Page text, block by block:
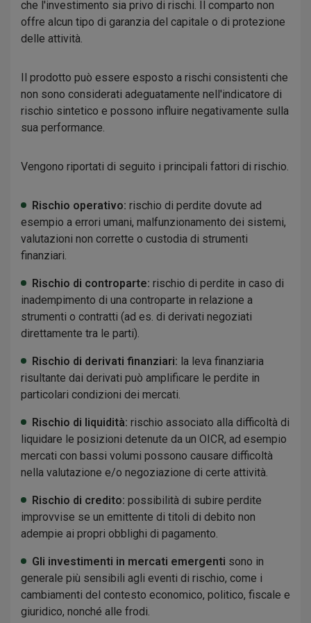
che l'investimento sia privo di rischi. Il comparto non
offre alcun tipo di garanzia del capitale o di protezione
delle attività.
Il prodotto può essere esposto a rischi consistenti che
non sono considerati adeguatamente nell'indicatore di
rischio sintetico e possono influire negativamente sulla
sua performance.
Vengono riportati di seguito i principali fattori di rischio.
Rischio operativo: rischio di perdite dovute ad
esempio a errori umani, malfunzionamento dei sistemi,
valutazioni non corrette o custodia di strumenti
finanziari.
Rischio di controparte: rischio di perdite in caso di
inadempimento di una controparte in relazione a
strumenti o contratti (ad es. di derivati negoziati
direttamente tra le parti).
Rischio di derivati finanziari: la leva finanziaria
risultante dai derivati può amplificare le perdite in
particolari condizioni dei mercati.
Rischio di liquidità: rischio associato alla difficoltà di
liquidare le posizioni detenute da un OICR, ad esempio
mercati con bassi volumi possono causare difficoltà
nella valutazione e/o negoziazione di certe attività.
Rischio di credito: possibilità di subire perdite
improvvise se un emittente di titoli di debito non
adempie ai propri obblighi di pagamento.
Gli investimenti in mercati emergenti sono in
generale più sensibili agli eventi di rischio, come i
cambiamenti del contesto economico, politico, fiscale e
giuridico, nonché alle frodi.